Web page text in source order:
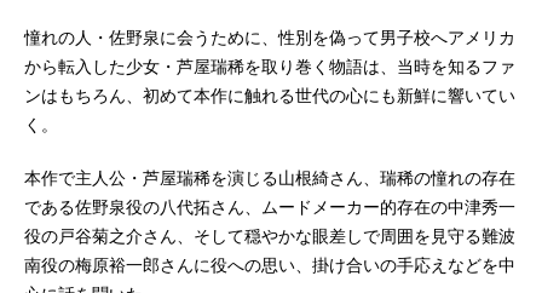
憧れの人・佐野泉に会うために、性別を偽って男子校へアメリカ
から転入した少女・芦屋瑞稀を取り巻く物語は、当時を知るファ
ンはもちろん、初めて本作に触れる世代の心にも新鮮に響いてい
く。
本作で主人公・芦屋瑞稀を演じる山根綺さん、瑞稀の憧れの存在
である佐野泉役の八代拓さん、ムードメーカー的存在の中津秀一
役の戸谷菊之介さん、そして穏やかな眼差しで周囲を見守る難波
南役の梅原裕一郎さんに役への思い、掛け合いの手応えなどを中